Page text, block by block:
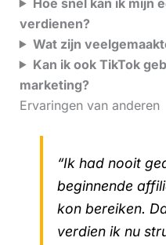
verdienen?
Wat zijn
Kan ik ook TikTok
marketing?
Ervaringen van anderen
“Ik had nooit
beginnende
kon bereiken.
verdien ik nu